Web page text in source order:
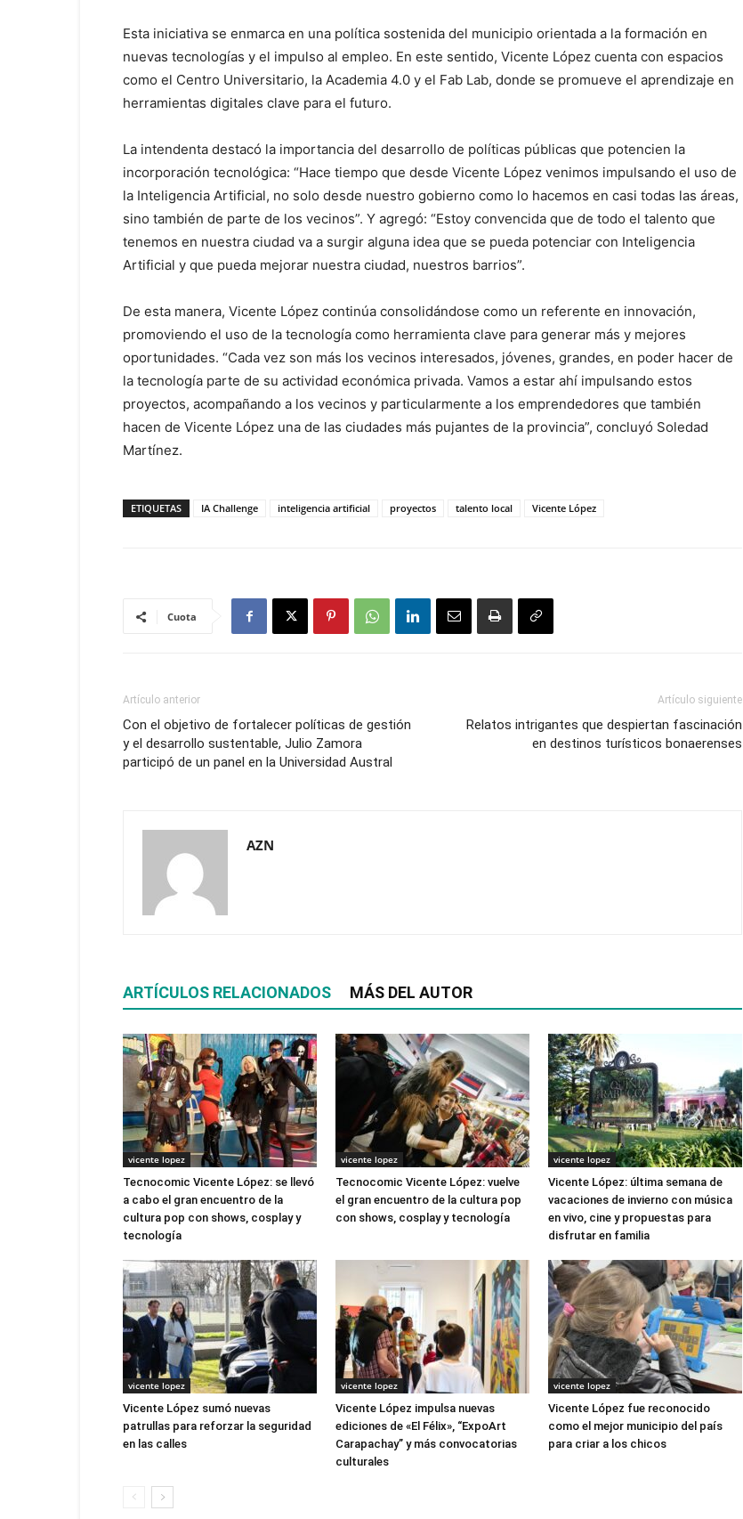
Esta iniciativa se enmarca en una política sostenida del municipio orientada a la formación en
nuevas tecnologías y el impulso al empleo. En este sentido, Vicente López cuenta con espacios
como el Centro Universitario, la Academia 4.0 y el Fab Lab, donde se promueve el aprendizaje en
herramientas digitales clave para el futuro.
La intendenta destacó la importancia del desarrollo de políticas públicas que potencien la
incorporación tecnológica: “Hace tiempo que desde Vicente López venimos impulsando el uso de
la Inteligencia Artificial, no solo desde nuestro gobierno como lo hacemos en casi todas las áreas,
sino también de parte de los vecinos”. Y agregó: “Estoy convencida que de todo el talento que
tenemos en nuestra ciudad va a surgir alguna idea que se pueda potenciar con Inteligencia
Artificial y que pueda mejorar nuestra ciudad, nuestros barrios”.
De esta manera, Vicente López continúa consolidándose como un referente en innovación,
promoviendo el uso de la tecnología como herramienta clave para generar más y mejores
oportunidades. “Cada vez son más los vecinos interesados, jóvenes, grandes, en poder hacer de
la tecnología parte de su actividad económica privada. Vamos a estar ahí impulsando estos
proyectos, acompañando a los vecinos y particularmente a los emprendedores que también
hacen de Vicente López una de las ciudades más pujantes de la provincia”, concluyó Soledad
Martínez.
ETIQUETAS IA Challenge inteligencia artificial proyectos talento local Vicente López
Cuota
Artículo anterior
Con el objetivo de fortalecer políticas de gestión
y el desarrollo sustentable, Julio Zamora
participó de un panel en la Universidad Austral
Artículo siguiente
Relatos intrigantes que despiertan fascinación
en destinos turísticos bonaerenses
AZN
ARTÍCULOS RELACIONADOS MÁS DEL AUTOR
vicente lopez
Tecnocomic Vicente López: se llevó
a cabo el gran encuentro de la
cultura pop con shows, cosplay y
tecnología
vicente lopez
Tecnocomic Vicente López: vuelve
el gran encuentro de la cultura pop
con shows, cosplay y tecnología
vicente lopez
Vicente López: última semana de
vacaciones de invierno con música
en vivo, cine y propuestas para
disfrutar en familia
vicente lopez
Vicente López sumó nuevas
patrullas para reforzar la seguridad
en las calles
vicente lopez
Vicente López impulsa nuevas
ediciones de «El Félix», “ExpoArt
Carapachay” y más convocatorias
culturales
vicente lopez
Vicente López fue reconocido
como el mejor municipio del país
para criar a los chicos